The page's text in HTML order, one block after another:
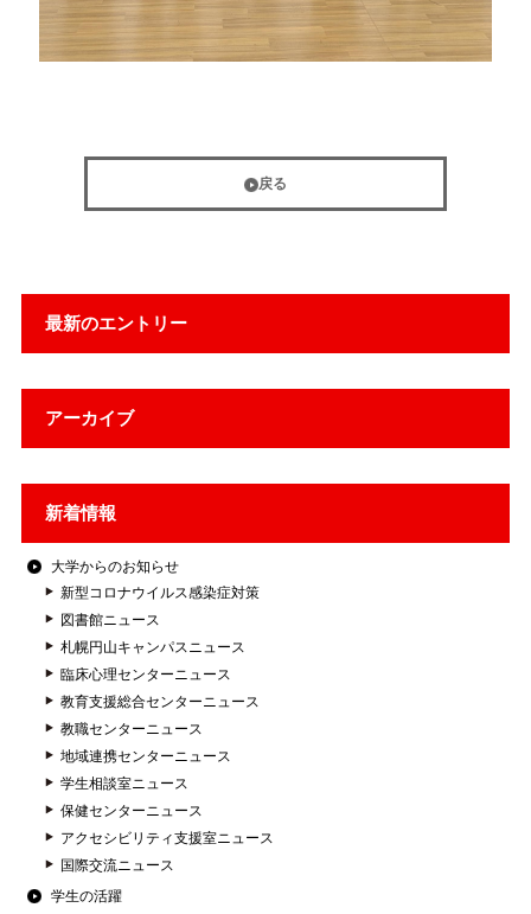
最新のエントリー
アーカイブ
新着情報
大学からのお知らせ
新型コロナウイルス感染症対策
図書館ニュース
札幌円山キャンパスニュース
臨床心理センターニュース
教育支援総合センターニュース
教職センターニュース
地域連携センターニュース
学生相談室ニュース
保健センターニュース
アクセシビリティ支援室ニュース
国際交流ニュース
学生の活躍
戻る